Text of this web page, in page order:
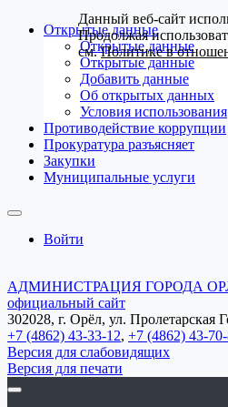
Открытые данные
Открытые данные
Открытые данные
Добавить данные
Об открытых данных
Условия использования
Противодействие коррупции
Прокуратура разъясняет
Закупки
Муниципальные услуги
Войти
АДМИНИСТРАЦИЯ ГОРОДА
официальный сайт
302028, г. Орёл, ул. Пролетарская
+7 (4862) 43-33-12, +7 (4862) 43-
Версия для слабовидящих
Версия для печати
Данный веб-сайт
Продолжая
см.Политике в